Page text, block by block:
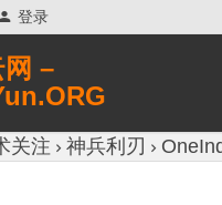
登录
–
络各种猎奇八卦。
关注 神兵利刃